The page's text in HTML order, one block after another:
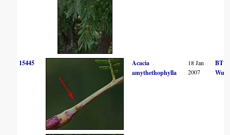
15445
Acacia
amythethophylla
18 Jan
2007
BT